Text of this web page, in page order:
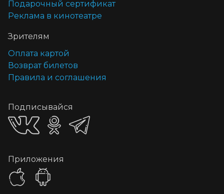
Подарочный сертификат
Реклама в кинотеатре
Зрителям
Оплата картой
Возврат билетов
Правила и соглашения
Подписывайся
Приложения